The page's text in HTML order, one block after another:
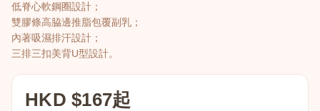
低脊心軟鋼圈設計；
雙膠條高脇邊推脂包覆副乳；
內著吸濕排汗設計；
三排三扣美背U型設計。
HKD $167起